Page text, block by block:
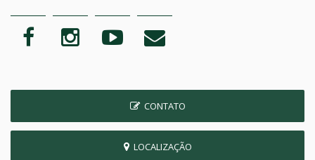
CONTATO
LOCALIZAÇÃO